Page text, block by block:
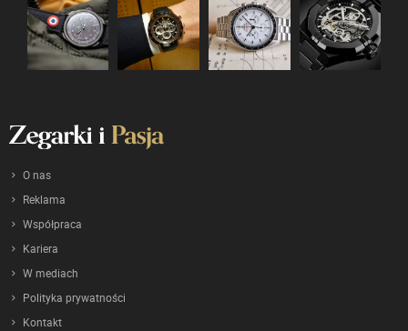
O nas
Reklama
Współpraca
Kariera
W mediach
Polityka prywatności
Kontakt